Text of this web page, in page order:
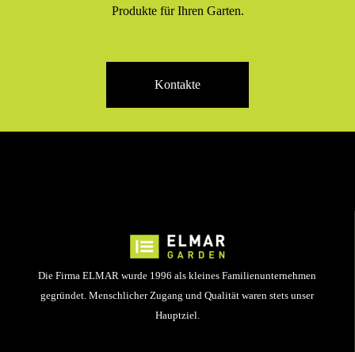
Produkte für Ihren Garten.
Kontakte
Die Firma ELMAR wurde 1996 als kleines Familienunternehmen
gegründet. Menschlicher Zugang und Qualität waren stets unser
Hauptziel.